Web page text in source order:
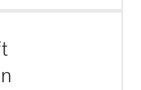
7909946